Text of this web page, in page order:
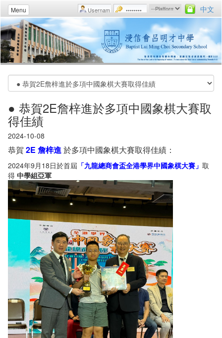
Menu 中文
● 恭賀2E詹梓進於多項中國象棋大賽取
得佳績
2024-10-08
恭賀 2E 詹梓進 於多項中國象棋大賽取得佳績：
2024年9月18日於首屆 「九龍總商會盃全港學界中國象棋大賽」 取
得 中學組亞軍